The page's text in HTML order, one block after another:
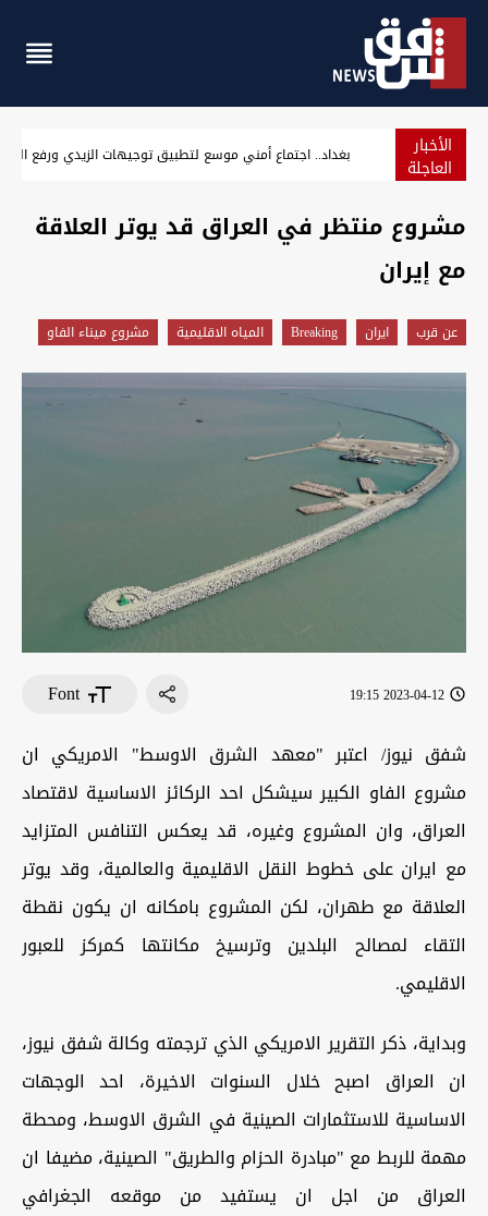
الأخبار
العاجلة بغداد.. اجتماع أمني موسع لتطبيق توجيهات الزيدي ورفع
مشروع منتظر في العراق قد يوتر العلاقة
مع إيران
عن قرب ايران Breaking المياه الاقليمية مشروع ميناء الفاو
2023-04-12 19:15
Font
شفق نيوز/ اعتبر "معهد الشرق الاوسط" الامريكي ان
مشروع الفاو الكبير سيشكل احد الركائز الاساسية لاقتصاد
العراق، وان المشروع وغيره، قد يعكس التنافس المتزايد
مع ايران على خطوط النقل الاقليمية والعالمية، وقد يوتر
العلاقة مع طهران، لكن المشروع بامكانه ان يكون نقطة
التقاء لمصالح البلدين وترسيخ مكانتها كمركز للعبور
الاقليمي.
وبداية، ذكر التقرير الامريكي الذي ترجمته وكالة شفق نيوز،
ان العراق اصبح خلال السنوات الاخيرة، احد الوجهات
الاساسية للاستثمارات الصينية في الشرق الاوسط، ومحطة
مهمة للربط مع "مبادرة الحزام والطريق" الصينية، مضيفا ان
العراق من اجل ان يستفيد من موقعه الجغرافي